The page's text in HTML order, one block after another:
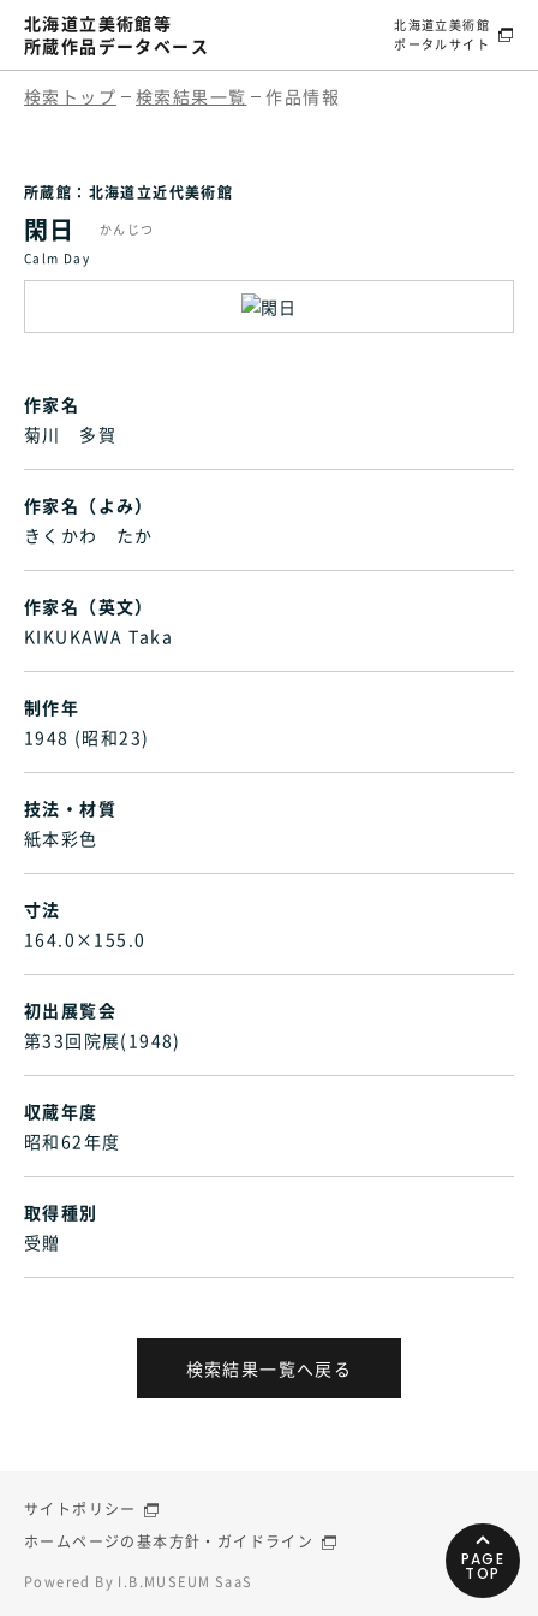
北海道立美術館等
所蔵作品データベース
北海道立美術館
ポータルサイト
検索トップ 検索結果一覧 作品情報
所蔵館：北海道立近代美術館
閑日
かんじつ
Calm Day
作家名
菊川 多賀
作家名（よみ）
きくかわ たか
作家名（英文）
KIKUKAWA Taka
制作年
1948 (昭和23)
技法・材質
紙本彩色
寸法
164.0×155.0
初出展覧会
第33回院展(1948)
収蔵年度
昭和62年度
取得種別
受贈
検索結果一覧へ戻る
Powered By I.B.MUSEUM SaaS
サイトポリシー
ホームページの基本方針・ガイドライン
PAGE
TOP